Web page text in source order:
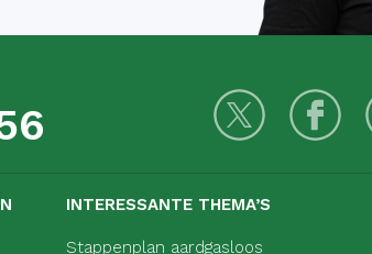
INTERESSANTE THEMA’S
Stappenplan aardgasloos